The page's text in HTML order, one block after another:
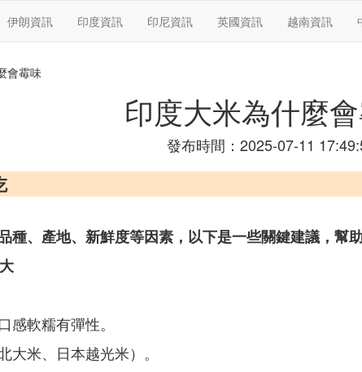
伊朗資訊 印度資訊 印尼資訊 英國資訊 越南資訊
會霉味
印度大米為什麼
發布時間：2025-07-11
種、產地、新鮮度等因素，以下是一些關鍵建議，幫
感軟糯有彈性。
大米、日本越光米）。